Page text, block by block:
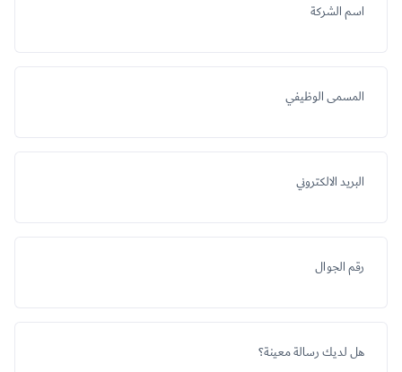
اسم الشركة
المسمى الوظيفي
البريد الالكتروني
رقم الجوال
هل لديك رسالة معينة؟